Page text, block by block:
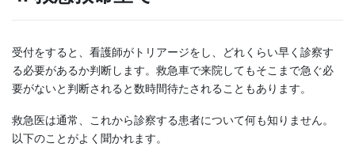
受付をすると、看護師がトリアージをし、どれくらい早く診察す
る必要があるか判断します。救急車で来院してもそこまで急ぐ必
要がないと判断されると数時間待たされることもあります。
救急医は通常、これから診察する患者について何も知りません。
以下のことがよく聞かれます。